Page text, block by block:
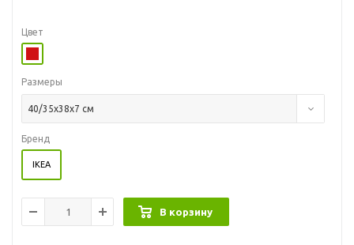
Цвет
Размеры
40/35x38x7 см
Бренд
IKEA
В корзину